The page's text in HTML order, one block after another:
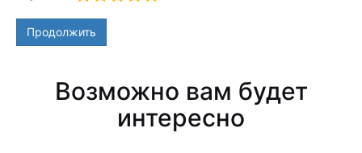
Продолжить
Возможно вам будет
интересно